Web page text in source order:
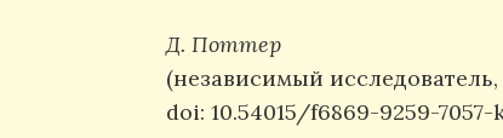
Д. Поттер
(независимый
doi: 10.54015/f6869-9259-7057-